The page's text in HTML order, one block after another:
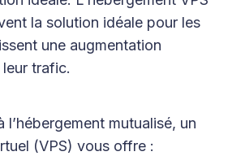
la solution idéale pour les
une augmentation
trafic.
l’hébergement mutualisé, un
(VPS) vous offre :